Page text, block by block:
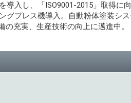
導入し、「ISO9001-2015」取得に向
グプレス機導入。自動粉体塗装シ
の充実、生産技術の向上に邁進中。